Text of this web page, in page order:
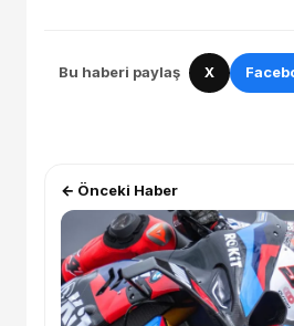
Bu haberi paylaş X
← Önceki Haber